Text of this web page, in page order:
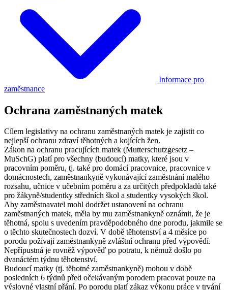
Informace pro
zaměstnance
Ochrana zaměstnaných matek
Cílem legislativy na ochranu zaměstnaných matek je zajistit co
nejlepší ochranu zdraví těhotných a kojících žen.
Zákon na ochranu pracujících matek (Mutterschutzgesetz –
MuSchG) platí pro všechny (budoucí) matky, které jsou v
pracovním poměru, tj. také pro domácí pracovnice, pracovnice v
domácnostech, zaměstnankyně vykonávající zaměstnání malého
rozsahu, učnice v učebním poměru a za určitých předpokladů také
pro žákyně/studentky středních škol a studentky vysokých škol.
Aby zaměstnavatel mohl dodržet ustanovení na ochranu
zaměstnaných matek, měla by mu zaměstnankyně oznámit, že je
těhotná, spolu s uvedením pravděpodobného dne porodu, jakmile se
o těchto skutečnostech dozví. V době těhotenství a 4 měsíce po
porodu požívají zaměstnankyně zvláštní ochranu před výpovědí.
Nepřípustná je rovněž výpověď po potratu, k němuž došlo po
dvanáctém týdnu těhotenství.
Budoucí matky (tj. těhotné zaměstnankyně) mohou v době
posledních 6 týdnů před očekávaným porodem pracovat pouze na
výslovné vlastní přání. Po porodu platí zákaz výkonu práce v trvání